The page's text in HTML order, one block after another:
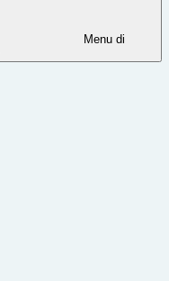
Menu di